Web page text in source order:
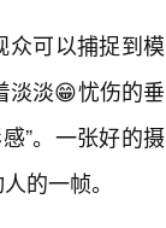
众可以捕捉到模
淡😁忧伤的垂
”。一张好的摄
的一帧。